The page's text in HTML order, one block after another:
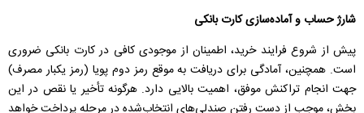
شارژ حساب و آماده‌سازی کارت بانکی
پیش از شروع فرایند خرید، اطمینان از موجودی کافی در کارت بانکی ضروری
است. همچنین، آمادگی برای دریافت به موقع رمز دوم پویا (رمز یکبار مصرف)
جهت انجام تراکنش موفق، اهمیت بالایی دارد. هرگونه تأخیر یا نقص در این
بخش، موجب از دست رفتن صندلی‌های انتخاب‌شده در مرحله پرداخت خواهد